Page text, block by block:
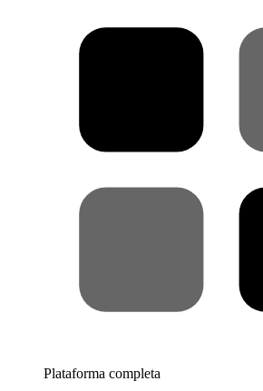
Plataforma completa